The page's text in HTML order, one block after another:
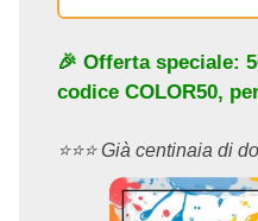
🎉 Offerta speciale:
codice COLOR50,
⭐️⭐️⭐️ Già centinaia di